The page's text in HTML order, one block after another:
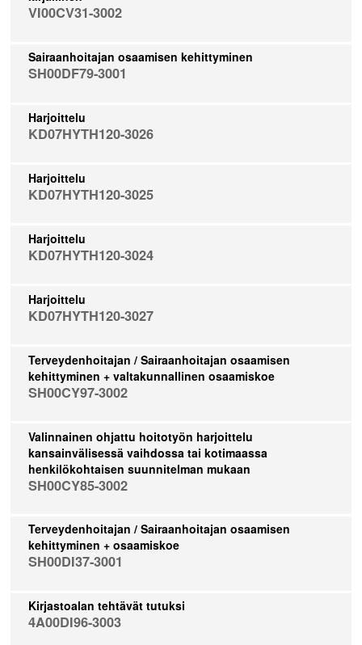
VI00CV31-3002
Sairaanhoitajan osaamisen kehittyminen
SH00DF79-3001
Harjoittelu
KD07HYTH120-3026
Harjoittelu
KD07HYTH120-3025
Harjoittelu
KD07HYTH120-3024
Harjoittelu
KD07HYTH120-3027
Terveydenhoitajan / Sairaanhoitajan osaamisen
kehittyminen + valtakunnallinen osaamiskoe
SH00CY97-3002
Valinnainen ohjattu hoitotyön harjoittelu
kansainvälisessä vaihdossa tai kotimaassa
henkilökohtaisen suunnitelman mukaan
SH00CY85-3002
Terveydenhoitajan / Sairaanhoitajan osaamisen
kehittyminen + osaamiskoe
SH00DI37-3001
Kirjastoalan tehtävät tutuksi
4A00DI96-3003